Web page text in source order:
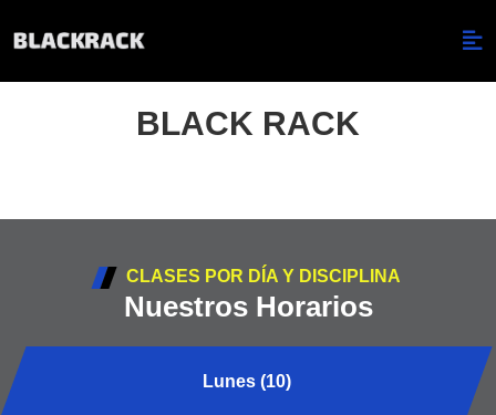
BLACK RACK
CLASES POR DÍA Y DISCIPLINA
Nuestros Horarios
Lunes (10)